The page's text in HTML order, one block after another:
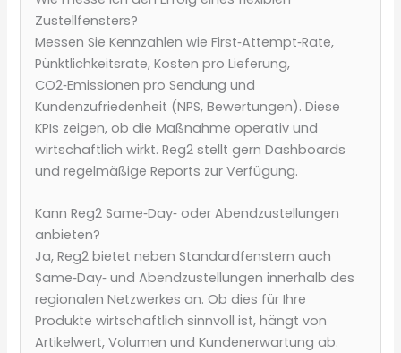
Zustellfensters?
Messen Sie Kennzahlen wie First‑Attempt‑Rate,
Pünktlichkeitsrate, Kosten pro Lieferung,
CO2‑Emissionen pro Sendung und
Kundenzufriedenheit (NPS, Bewertungen). Diese
KPIs zeigen, ob die Maßnahme operativ und
wirtschaftlich wirkt. Reg2 stellt gern Dashboards
und regelmäßige Reports zur Verfügung.
Kann Reg2 Same‑Day‑ oder Abendzustellungen
anbieten?
Ja, Reg2 bietet neben Standardfenstern auch
Same‑Day‑ und Abendzustellungen innerhalb des
regionalen Netzwerkes an. Ob dies für Ihre
Produkte wirtschaftlich sinnvoll ist, hängt von
Artikelwert, Volumen und Kundenerwartung ab.